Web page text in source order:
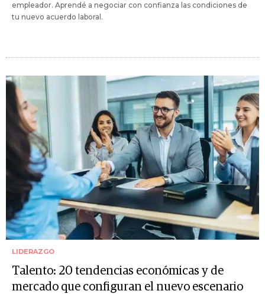
empleador. Aprendé a negociar con confianza las condiciones de
tu nuevo acuerdo laboral.
LIDERAZGO
Talento: 20 tendencias económicas y de
mercado que configuran el nuevo escenario